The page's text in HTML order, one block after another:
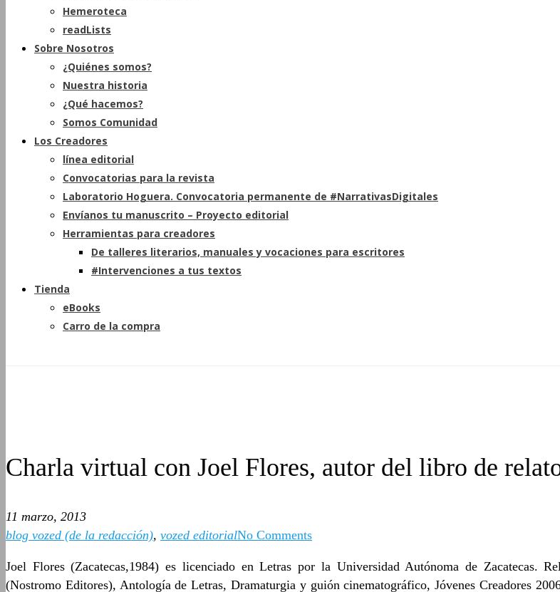
Hemeroteca
readLists
Sobre Nosotros
¿Quiénes somos?
Nuestra historia
¿Qué hacemos?
Somos Comunidad
Los Creadores
línea editorial
Convocatorias para la revista
Laboratorio Hoguera. Convocatoria permanente de #NarrativasDigitales
Envíanos tu manuscrito – Proyecto editorial
Herramientas para creadores
De talleres literarios, manuales y vocaciones para escritores
#Intervenciones a tus textos
Tienda
eBooks
Carro de la compra
Charla virtual con Joel Flores, autor del libro de
11 marzo, 2013
blog vozed (de la redacción), vozed editorialNo Comments
Joel Flores (Zacatecas,1984) es licenciado en Letras por la Universidad Autónoma de Zacatecas.
(Nostromo Editores), Antología de Letras, Dramaturgia y guión cinematográfico, Jóvenes Creadores